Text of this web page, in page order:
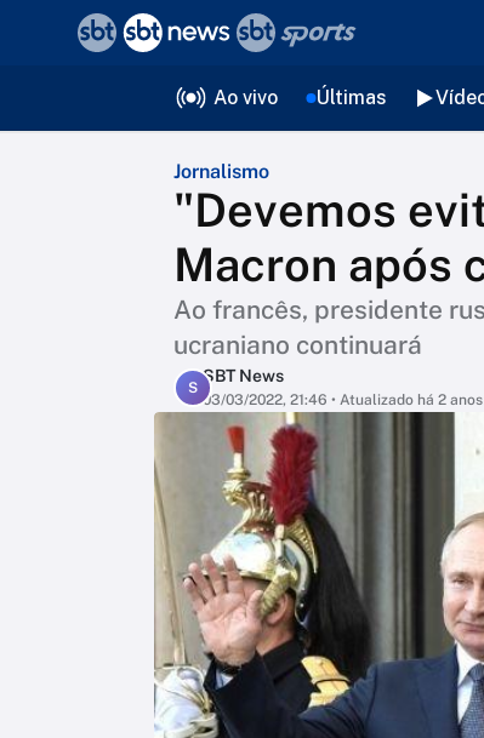
Ao vivo Últimas
Jornalismo
"Devemos
Macron após
Ao francês, presidente
ucraniano continuará
S
SBT News
03/03/2022, 21:46 • Atualizado há 2 anos
voltar
Editorias